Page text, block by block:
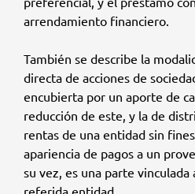
arrendamiento financiero.
También se describe la
directa de acciones de
encubierta por un aporte de
reducción de este, y la de
rentas de una entidad sin
apariencia de pagos a un
su vez, es una parte vinculada